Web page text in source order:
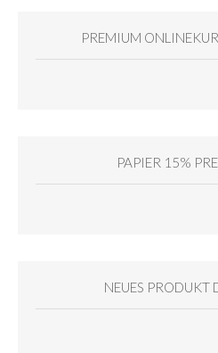
PREMIUM
PAPIER 15%
NEUES PRODUKT